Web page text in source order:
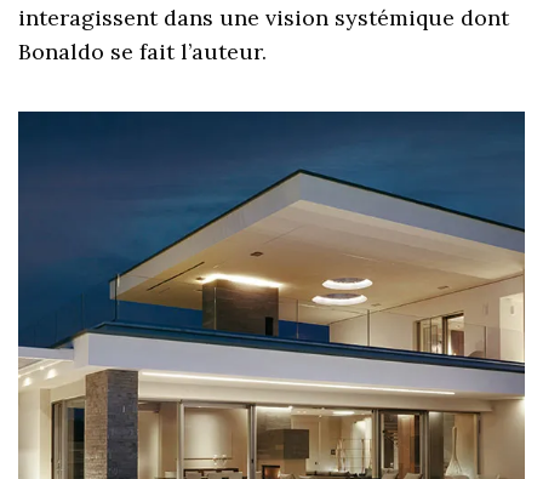
interagissent dans une vision systémique dont
Bonaldo se fait l’auteur.